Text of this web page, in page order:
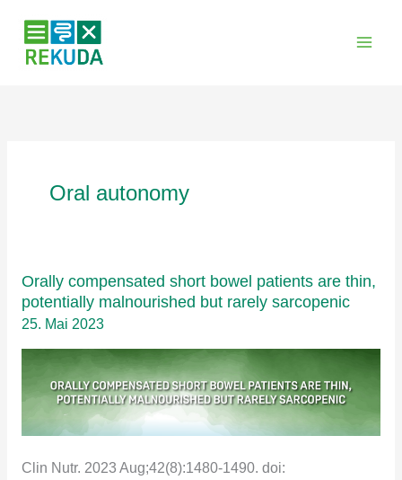
Inhalt
springen
Oral autonomy
Orally compensated short bowel patients are thin,
potentially malnourished but rarely sarcopenic
25. Mai 2023
Clin Nutr. 2023 Aug;42(8):1480-1490. doi: